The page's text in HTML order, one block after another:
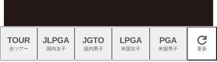
閉じる
TOUR
全ツアー
JLPGA
国内女子
JGTO
国内男子
LPGA
米国女子
PGA
米国男子 更新